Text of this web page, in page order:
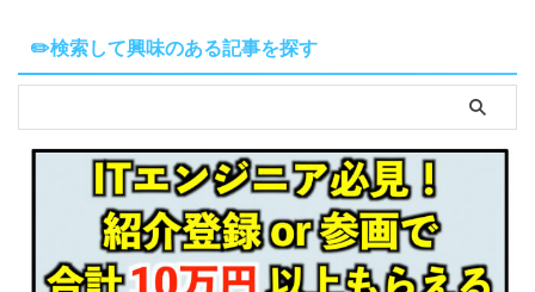
✏️検索して興味のある記事を探す